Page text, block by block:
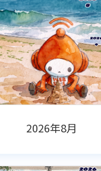
2026年8月